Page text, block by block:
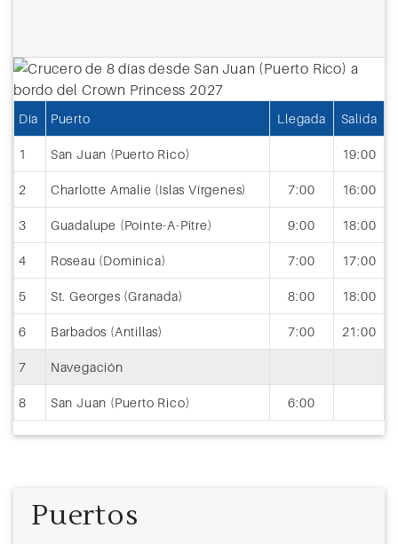
Día Puerto Llegada Salida
1 San Juan (Puerto Rico) 19:00
2 Charlotte Amalie (Islas Vírgenes) 7:00 16:00
3 Guadalupe (Pointe-A-Pitre) 9:00 18:00
4 Roseau (Dominica) 7:00 17:00
5 St. Georges (Granada) 8:00 18:00
6 Barbados (Antillas) 7:00 21:00
7 Navegación
8 San Juan (Puerto Rico) 6:00
Puertos